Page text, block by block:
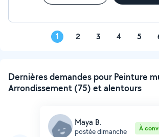
1 2 3 4 5
Dernières demandes pour Peinture
Arrondissement (75) et alentours
Maya B.
postée dimanche À